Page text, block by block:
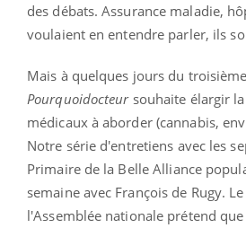
des débats. Assurance maladie,
voulaient en entendre parler, ils
Mais à quelques jours du
Pourquoidocteursouhaite élargir
médicaux à aborder (cannabis,
Notre série d'entretiens avec les
Primaire de la Belle Alliance
semaine avec François de Rugy.
l'Assemblée nationale prétend que